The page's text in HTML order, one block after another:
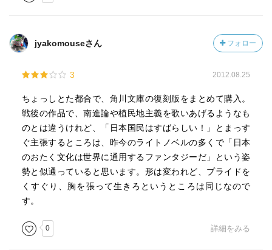
jyakomouseさん フォロー
3 2012.08.25
ちょっしとた都合で、角川文庫の復刻版をまとめて購入。
戦後の作品で、南進論や植民地主義を歌いあげるようなも
のとは違うけれど、「日本国民はすばらしい！」とまっす
ぐ主張するところは、昨今のライトノベルの多くで「日本
のおたく文化は世界に通用するファンタジーだ」という姿
勢と似通っていると思います。形は変われど、プライドを
くすぐり、胸を張って生きろというところは同じなので
す。
0 詳細をみる